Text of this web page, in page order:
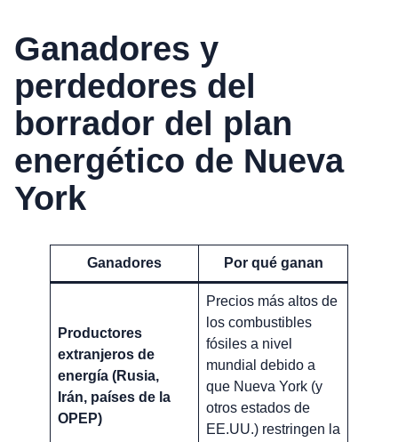
Ganadores y
perdedores del
borrador del plan
energético de Nueva
York
Ganadores Por qué ganan
Productores
extranjeros de
energía (Rusia,
Irán, países de la
OPEP)
Precios más altos de
los combustibles
fósiles a nivel
mundial debido a
que Nueva York (y
otros estados de
EE.UU.) restringen la